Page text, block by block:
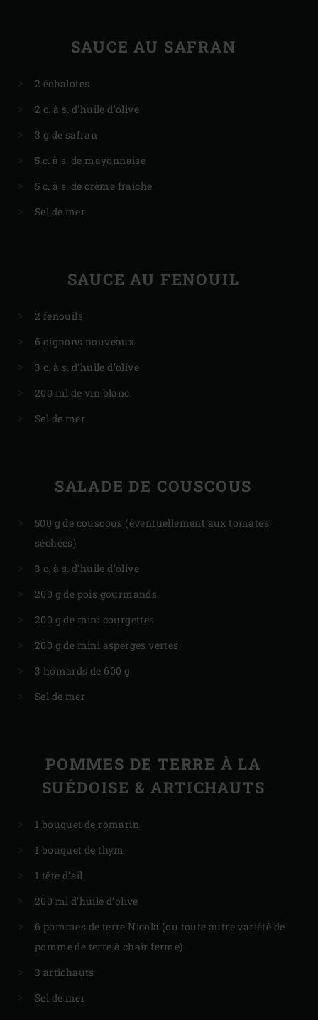
SAUCE AU SAFRAN
2 échalotes
2 c. à s. d’huile d’olive
3 g de safran
5 c. à s. de mayonnaise
5 c. à s. de crème fraîche
Sel de mer
SAUCE AU FENOUIL
2 fenouils
6 oignons nouveaux
3 c. à s. d’huile d’olive
200 ml de vin blanc
Sel de mer
SALADE DE COUSCOUS
500 g de couscous (éventuellement aux tomates
séchées)
3 c. à s. d’huile d’olive
200 g de pois gourmands
200 g de mini courgettes
200 g de mini asperges vertes
3 homards de 600 g
Sel de mer
POMMES DE TERRE À LA
SUÉDOISE & ARTICHAUTS
1 bouquet de romarin
1 bouquet de thym
1 tête d’ail
200 ml d’huile d’olive
6 pommes de terre Nicola (ou toute autre variété de
pomme de terre à chair ferme)
3 artichauts
Sel de mer